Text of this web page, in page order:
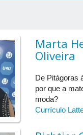
invisível que
Marta
Oliveira
De Pitágoras
por que a
moda?
Currículo